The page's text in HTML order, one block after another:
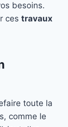
besoins.
ces travaux
toute la
comme le